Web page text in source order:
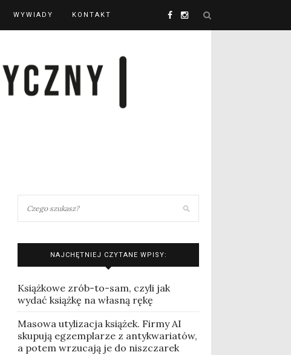
WYWIADY KONTAKT
NAJCHĘTNIEJ CZYTANE WPISY:
Książkowe zrób-to-sam, czyli jak
wydać książkę na własną rękę
Masowa utylizacja książek. Firmy AI
skupują egzemplarze z antykwariatów,
a potem wrzucają je do niszczarek